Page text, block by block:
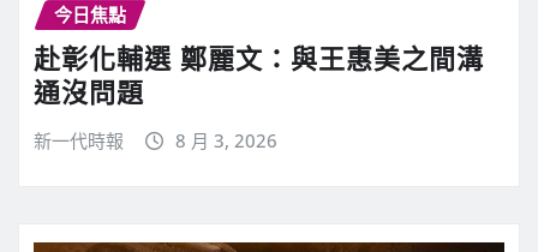
今日焦點
赴彰化輔選 鄭麗文：與王惠美之間溝
通沒問題
新一代時報 8 月 3, 2026